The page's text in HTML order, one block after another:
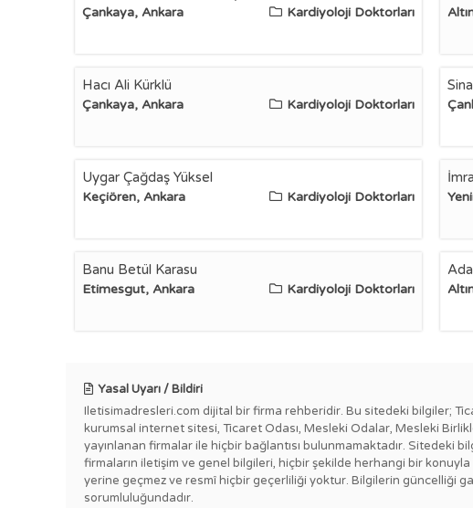
Çankaya, Ankara Kardiyoloji Doktorları
Hacı Ali Kürklü
Çankaya, Ankara Kardiyoloji Doktorları
Uygar Çağdaş Yüksel
Keçiören, Ankara Kardiyoloji Doktorları
Banu Betül Karasu
Etimesgut, Ankara Kardiyoloji Doktorları
Yasal Uyarı / Bildiri
Iletisimadresleri.com dijital bir firma rehberidir. Bu sitedeki bilgiler;
kurumsal internet sitesi, Ticaret Odası, Mesleki Odalar, Mesleki
yayınlanan firmalar ile hiçbir bağlantısı bulunmamaktadır. Sitedeki
firmaların iletişim ve genel bilgileri, hiçbir şekilde herhangi bir
yerine geçmez ve resmî hiçbir geçerliliği yoktur. Bilgilerin güncelliği
sorumluluğundadır.